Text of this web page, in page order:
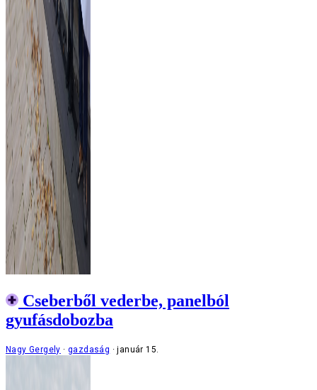
Cseberből vederbe, panelból
gyufásdobozba
Nagy Gergely gazdaság január 15.